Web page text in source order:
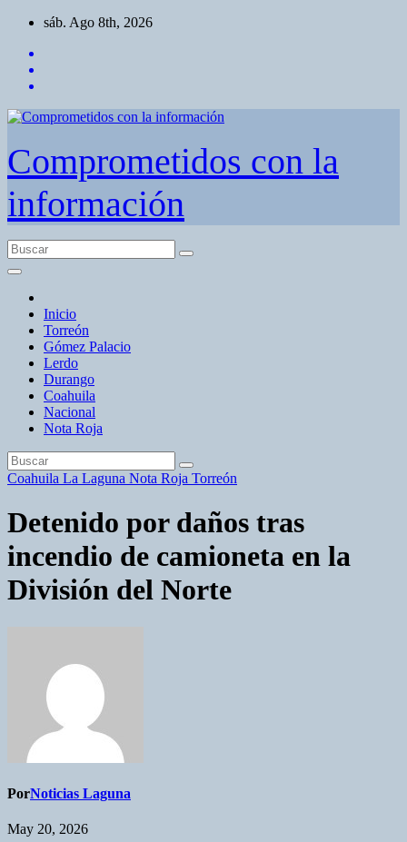
Saltar
contenido
sáb. Ago 8th, 2026
Comprometidos con la
información
Inicio
Torreón
Gómez Palacio
Lerdo
Durango
Coahuila
Nacional
Nota Roja
Coahuila La Laguna Nota Roja Torreón
Detenido por daños tras
incendio de camioneta en la
División del Norte
PorNoticias Laguna
May 20, 2026